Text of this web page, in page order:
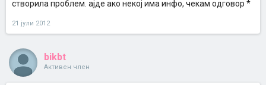
створила проблем. ајде ако некој има инфо, чекам одговор *
21 јули 2012
bikbt
Активен член